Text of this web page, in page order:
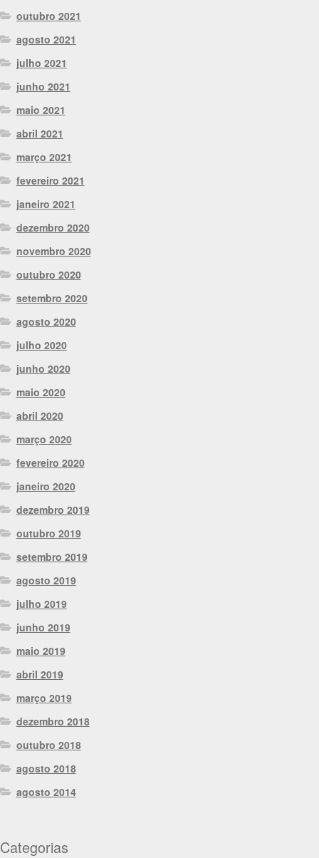
outubro 2021
agosto 2021
julho 2021
junho 2021
maio 2021
abril 2021
março 2021
fevereiro 2021
janeiro 2021
dezembro 2020
novembro 2020
outubro 2020
setembro 2020
agosto 2020
julho 2020
junho 2020
maio 2020
abril 2020
março 2020
fevereiro 2020
janeiro 2020
dezembro 2019
outubro 2019
setembro 2019
agosto 2019
julho 2019
junho 2019
maio 2019
abril 2019
março 2019
dezembro 2018
outubro 2018
agosto 2018
agosto 2014
Categorias